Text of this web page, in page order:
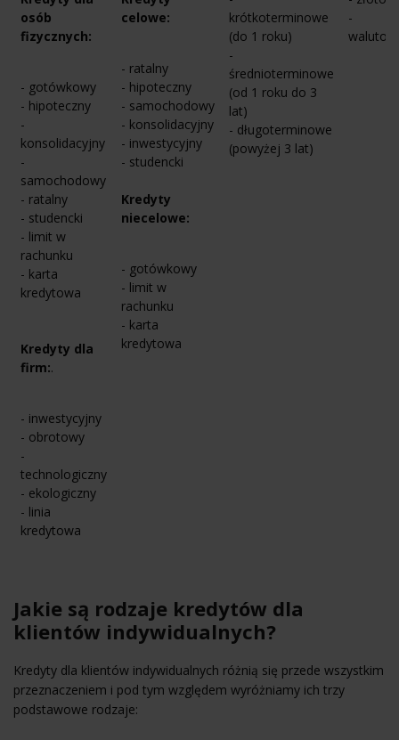
osób
fizycznych:
- gotówkowy
- hipoteczny
-
konsolidacyjny
-
samochodowy
- ratalny
- studencki
- limit w
rachunku
- karta
kredytowa
Kredyty dla
firm:.
- inwestycyjny
- obrotowy
-
technologiczny
- ekologiczny
- linia
kredytowa
celowe:
- ratalny
- hipoteczny
- samochodowy
- konsolidacyjny
- inwestycyjny
- studencki
Kredyty
niecelowe:
- gotówkowy
- limit w
rachunku
- karta
kredytowa
krótkoterminowe
(do 1 roku)
-
średnioterminowe
(od 1 roku do 3
lat)
- długoterminowe
(powyżej 3 lat)
-
Jakie są rodzaje kredytów dla
klientów indywidualnych?
Kredyty dla klientów indywidualnych różnią się przede wszystkim
przeznaczeniem i pod tym względem wyróżniamy ich trzy
podstawowe rodzaje: